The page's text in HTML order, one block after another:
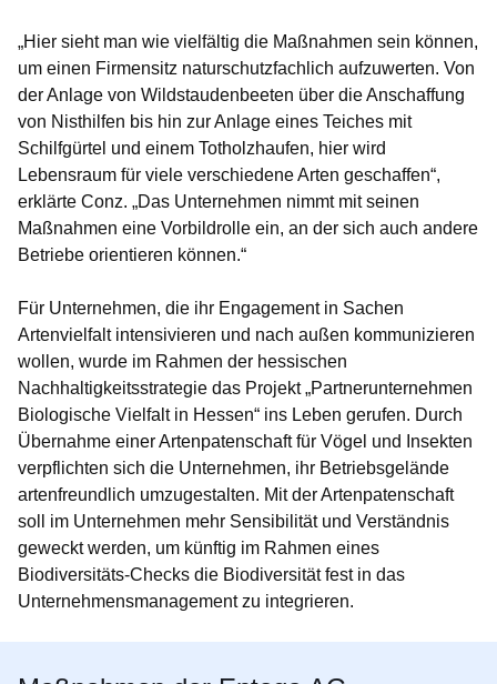
„Hier sieht man wie vielfältig die Maßnahmen sein können,
um einen Firmensitz naturschutzfachlich aufzuwerten. Von
der Anlage von Wildstaudenbeeten über die Anschaffung
von Nisthilfen bis hin zur Anlage eines Teiches mit
Schilfgürtel und einem Totholzhaufen, hier wird
Lebensraum für viele verschiedene Arten geschaffen“,
erklärte Conz. „Das Unternehmen nimmt mit seinen
Maßnahmen eine Vorbildrolle ein, an der sich auch andere
Betriebe orientieren können.“
Für Unternehmen, die ihr Engagement in Sachen
Artenvielfalt intensivieren und nach außen kommunizieren
wollen, wurde im Rahmen der hessischen
Nachhaltigkeitsstrategie das Projekt „Partnerunternehmen
Biologische Vielfalt in Hessen“ ins Leben gerufen. Durch
Übernahme einer Artenpatenschaft für Vögel und Insekten
verpflichten sich die Unternehmen, ihr Betriebsgelände
artenfreundlich umzugestalten. Mit der Artenpatenschaft
soll im Unternehmen mehr Sensibilität und Verständnis
geweckt werden, um künftig im Rahmen eines
Biodiversitäts-Checks die Biodiversität fest in das
Unternehmensmanagement zu integrieren.